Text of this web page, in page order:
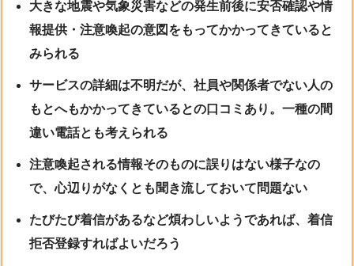
大きな地震や気象災害などの発生前後に安否確認や情
報提供・注意喚起の意図をもってかかってきていると
みられる
サービスの詳細は不明だが、社員や関係者でない人の
もとへもかかってきているとの口コミあり。一種の間
違い電話とも考えられる
注意喚起される情報そのものに誤りはない様子なの
で、心辺りがなくとも聞き流しておいて問題ない
たびたび着信があるなど煩わしいようであれば、着信
拒否登録すればよいだろう